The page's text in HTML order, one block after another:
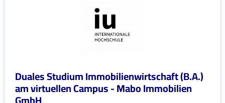
Duales Studium Immobilienwirtschaft (B.A.)
am virtuellen Campus - Mabo Immobilien